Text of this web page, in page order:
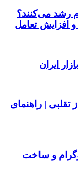
رشد می‌کنند؟
تعامل
ایران
| راهنمای
کپی، پروگرام و ساخت